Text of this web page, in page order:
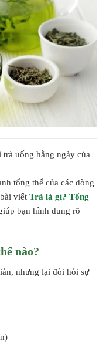
uống hằng ngày của
tổng thể của các dòng
viết Trà là gì? Tổng
bạn hình dung rõ
nào?
nhưng lại đòi hỏi sự